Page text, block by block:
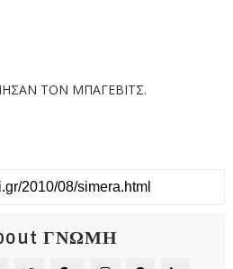
ΤΟΝ ΜΠΑΓΕΒΙΤΣ.
ΓΝΩΜΗ